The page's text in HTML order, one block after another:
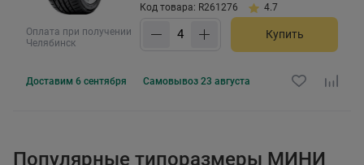
Оплата при получении
Челябинск
Код товара: R261276
4.7
Купить
Доставим 6 сентября Самовывоз 23 августа
Популярные типоразмеры МИНИ